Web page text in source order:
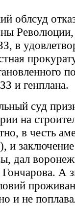
облсуд
Революции,
в
и генплана.
суд
на
в честь
и заключение
дал
Гончарова. А
и не